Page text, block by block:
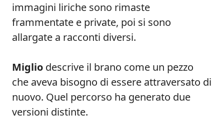
immagini liriche sono rimaste
frammentate e private, poi si sono
allargate a racconti diversi.
Miglio descrive il brano come un pezzo
che aveva bisogno di essere attraversato di
nuovo. Quel percorso ha generato due
versioni distinte.